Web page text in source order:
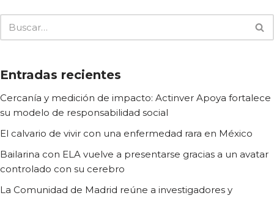
Entradas recientes
Cercanía y medición de impacto: Actinver Apoya fortalece
su modelo de responsabilidad social
El calvario de vivir con una enfermedad rara en México
Bailarina con ELA vuelve a presentarse gracias a un avatar
controlado con su cerebro
La Comunidad de Madrid reúne a investigadores y